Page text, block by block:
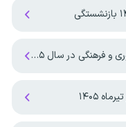
فرهنگی در سال ۱۴۰۵
۱۴۰۵